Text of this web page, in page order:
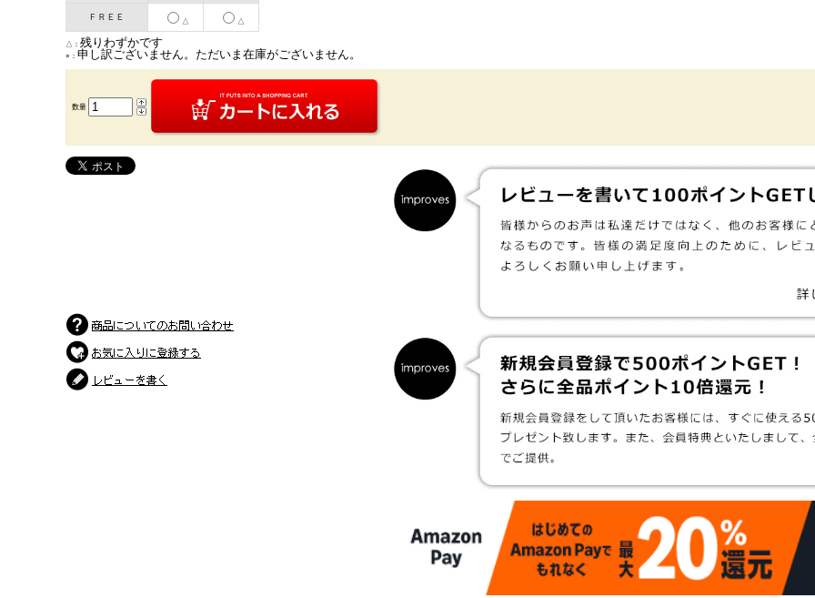
ＦＲＥＥ △ △
△： 残りわずかです
×： 申し訳ございません。ただいま在庫がございません。
数量